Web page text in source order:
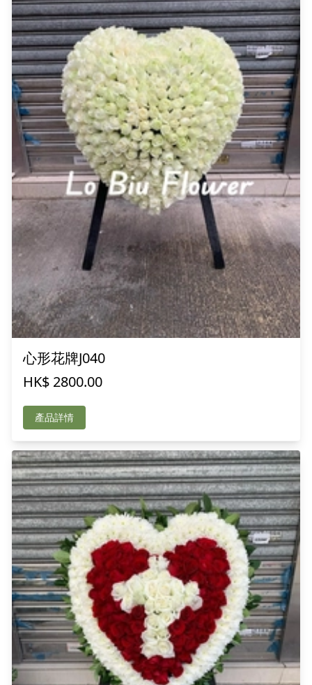
心形花牌J040
HK$ 2800.00
產品詳情